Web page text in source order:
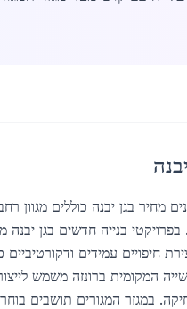
מחיר בגן יבנה כוללים מגוון
בפרויקטי בנייה חדשים בגן
חיפויים עמידים
בשנת 2026. בתעשייה המקומית ברונזה משמש
במגזר המגורים תושבים